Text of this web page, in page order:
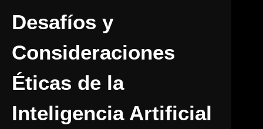
Desafíos y
Consideraciones
Éticas de la
Inteligencia Artificial